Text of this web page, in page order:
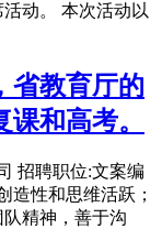
动。 本次活动以
省教育厅的
和高考。
招聘职位:文案编
造性和思维活跃；
精神，善于沟